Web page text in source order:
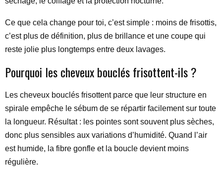
Ce que cela change pour toi, c’est simple : moins de frisottis,
c’est plus de définition, plus de brillance et une coupe qui
reste jolie plus longtemps entre deux lavages.
Pourquoi les cheveux bouclés frisottent-ils ?
Les cheveux bouclés frisottent parce que leur structure en
spirale empêche le sébum de se répartir facilement sur toute
la longueur. Résultat : les pointes sont souvent plus sèches,
donc plus sensibles aux variations d’humidité. Quand l’air
est humide, la fibre gonfle et la boucle devient moins
régulière.